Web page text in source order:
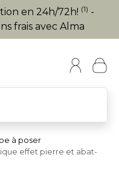
en 24h/72h! (1) -
frais avec Alma
à poser
effet pierre et abat-